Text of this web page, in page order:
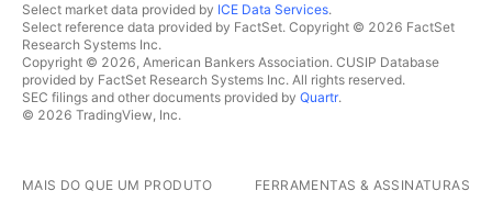
Select market data provided by ICE Data Services.
Select reference data provided by FactSet. Copyright © 2026 FactSet
Research Systems Inc.
Copyright © 2026, American Bankers Association. CUSIP Database
provided by FactSet Research Systems Inc. All rights reserved.
SEC filings and other documents provided by Quartr.
© 2026 TradingView, Inc.
MAIS DO QUE UM PRODUTO FERRAMENTAS & ASSINATURAS